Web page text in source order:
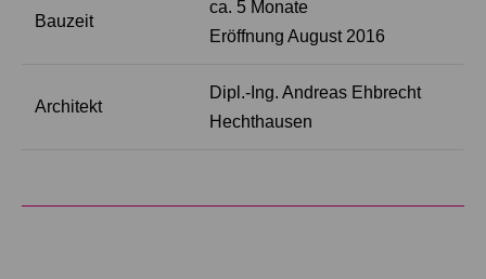
Bauzeit
ca. 5 Monate
Eröffnung August 2016
Architekt
Dipl.-Ing. Andreas Ehbrecht
Hechthausen